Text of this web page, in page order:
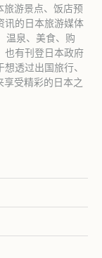
旅游景点、饭店预
讯的日本旅游媒体
温泉、美食、购
也有刊登日本政府
透过出国旅行、
受精彩的日本之